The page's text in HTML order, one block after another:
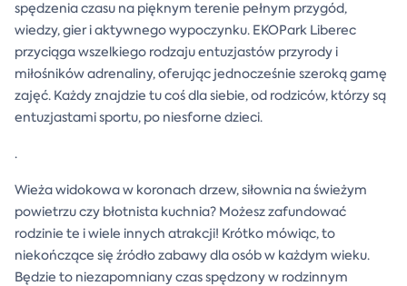
spędzenia czasu na pięknym terenie pełnym przygód,
wiedzy, gier i aktywnego wypoczynku. EKOPark Liberec
przyciąga wszelkiego rodzaju entuzjastów przyrody i
miłośników adrenaliny, oferując jednocześnie szeroką gamę
zajęć. Każdy znajdzie tu coś dla siebie, od rodziców, którzy są
entuzjastami sportu, po niesforne dzieci.
.
Wieża widokowa w koronach drzew, siłownia na świeżym
powietrzu czy błotnista kuchnia? Możesz zafundować
rodzinie te i wiele innych atrakcji! Krótko mówiąc, to
niekończące się źródło zabawy dla osób w każdym wieku.
Będzie to niezapomniany czas spędzony w rodzinnym